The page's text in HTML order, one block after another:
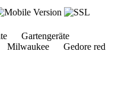
Gartengeräte
Milwaukee Gedore red